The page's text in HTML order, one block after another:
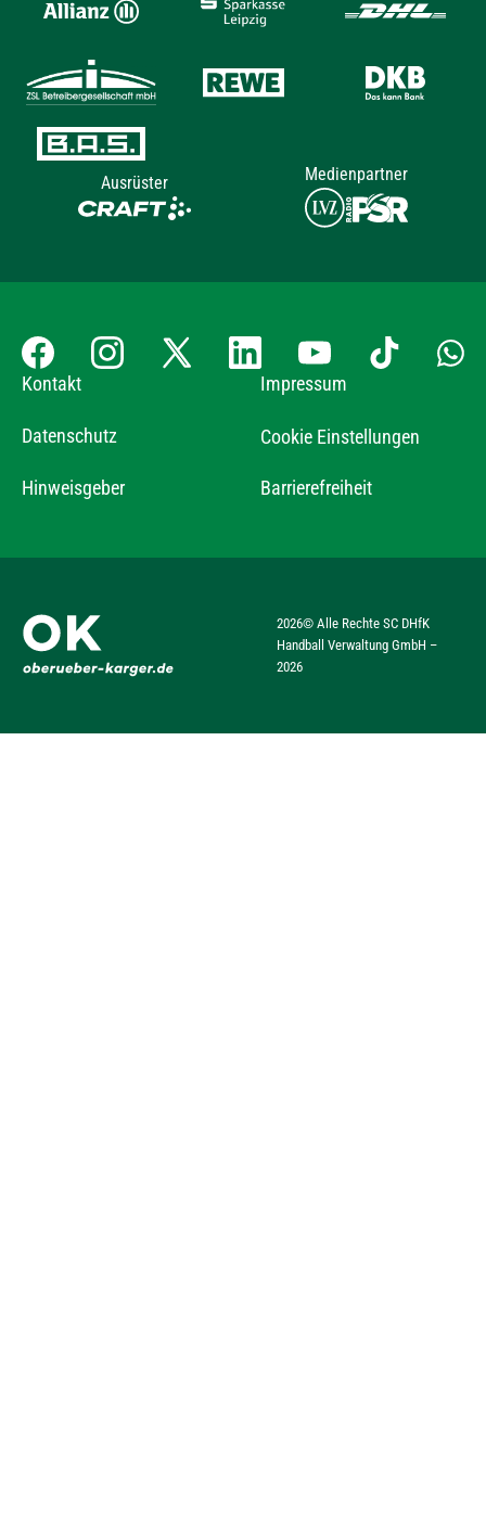
Ausrüster Medienpartner
Kontakt Impressum
Datenschutz Cookie Einstellungen
Hinweisgeber Barrierefreiheit
2026© Alle Rechte SC DHfK
Handball Verwaltung GmbH –
2026